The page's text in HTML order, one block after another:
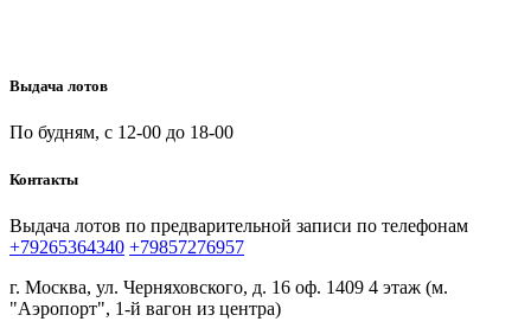
Выдача лотов
По будням, с 12-00 до 18-00
Контакты
Выдача лотов по предварительной записи по телефонам
+79265364340 +79857276957
г. Москва, ул. Черняховского, д. 16 оф. 1409 4 этаж (м.
"Аэропорт", 1-й вагон из центра)